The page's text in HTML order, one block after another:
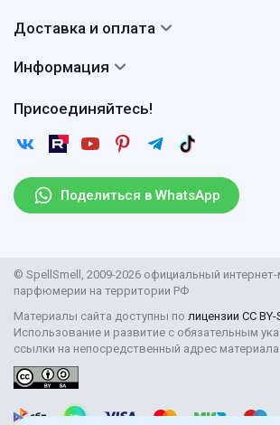
Поделиться в WhatsApp
Присоединяйтесь!
Авторы
Сертификаты
Вопросы и ответы
Отзывы
Рассылка
Доставка и оплата
Доставка
Возврат
Информация
Пользовательское соглашение
Защита персональных данных
Правила продажи товаров
Поставщикам
© SpellSmell, 2009-2026 официальный интернет-
парфюмерии на территории РФ
Материалы сайта доступны по лицензии CC BY-
Использование и развитие с обязательным
ссылки на непосредственный адрес